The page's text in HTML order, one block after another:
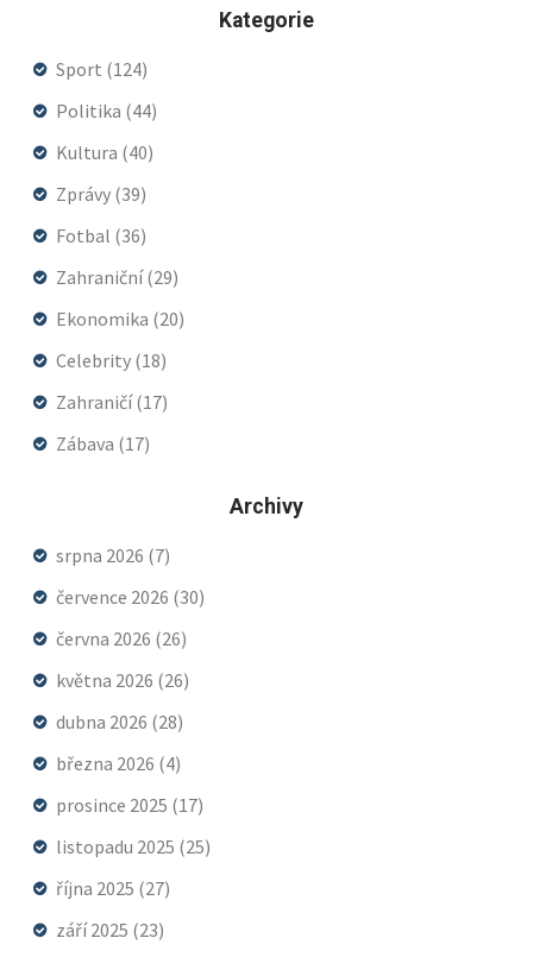
Kategorie
Sport (124)
Politika (44)
Kultura (40)
Zprávy (39)
Fotbal (36)
Zahraniční(29)
Ekonomika (20)
Celebrity (18)
Zahraničí(17)
Zábava (17)
Archivy
srpna 2026 (7)
července 2026 (30)
června 2026 (26)
května 2026 (26)
dubna 2026 (28)
března 2026 (4)
prosince 2025 (17)
listopadu 2025 (25)
října 2025 (27)
září 2025 (23)